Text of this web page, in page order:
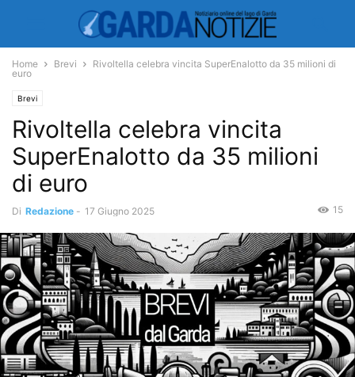
Home Brevi
Rivoltella celebra vincita SuperEnalotto da 35 milioni di
euro
Brevi
Rivoltella celebra vincita
SuperEnalotto da 35 milioni
di euro
Di Redazione - 17 Giugno 2025 15